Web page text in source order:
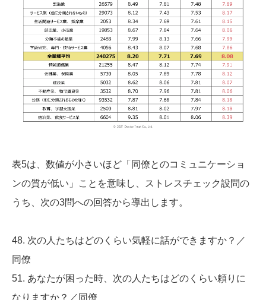
表5は、数値が小さいほど「同僚とのコミュニケーショ
ンの質が低い」ことを意味し、ストレスチェック設問の
うち、次の3問への回答から導出します。
48. 次の人たちはどのくらい気軽に話ができますか？／
同僚
51. あなたが困った時、次の人たちはどのくらい頼りに
なりますか？／同僚